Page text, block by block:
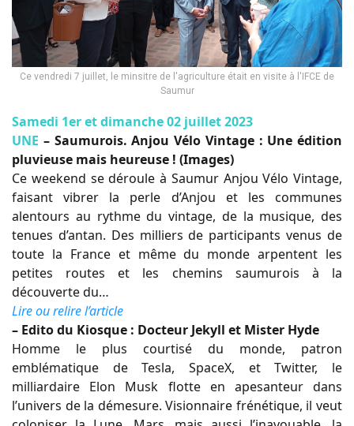
Ce vendredi 7 juillet, le minsitre de l'agriculture était en visite à l'IFCE de
Saumur
Samedi 1er et dimanche 02 juillet 2023
UNE – Saumurois. Anjou Vélo Vintage : Une édition
pluvieuse mais heureuse ! (Images)
Ce weekend se déroule à Saumur Anjou Vélo Vintage,
faisant vibrer la perle d’Anjou et les communes
alentours au rythme du vintage, de la musique, des
tenues d’antan. Des milliers de participants venus de
toute la France et même du monde arpentent les
petites routes et les chemins saumurois à la
découverte du…
Lire ou relire l’article
– Edito du Kiosque : Docteur Jekyll et Mister Hyde
Homme le plus courtisé du monde, patron
emblématique de Tesla, SpaceX, et Twitter, le
milliardaire Elon Musk flotte en apesanteur dans
l’univers de la démesure. Visionnaire frénétique, il veut